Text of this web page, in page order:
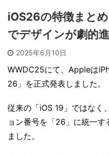
iOS26の特徴まと
でデザインが劇的進
2025年6月10日
WWDC25にて、Appleは
26」を正式発表しました。
従来の「iOS 19」ではなく
ョン番号を「26」に統一
ました。